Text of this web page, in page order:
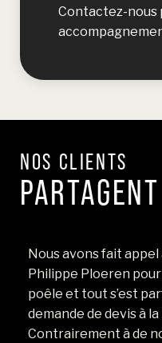
Contactez-nous
NOS CLIENTS
Nous avons fait
Philippe Ploeren
poêle et tout s’est
demande de devis à
Contrairement à de